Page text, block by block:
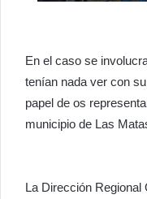
En el caso se
tenían nada ver con
papel de os
municipio de Las
La Dirección Regional